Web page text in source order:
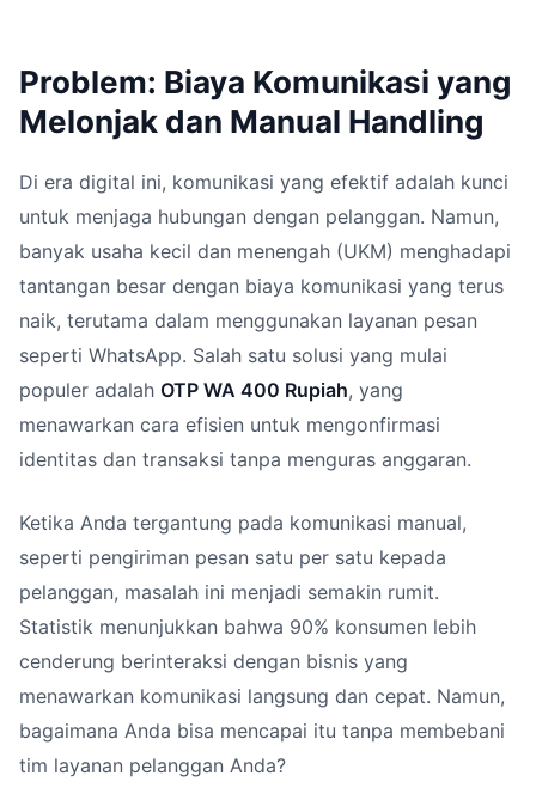
Problem: Biaya Komunikasi yang
Melonjak dan Manual Handling
Di era digital ini, komunikasi yang efektif adalah kunci
untuk menjaga hubungan dengan pelanggan. Namun,
banyak usaha kecil dan menengah (UKM) menghadapi
tantangan besar dengan biaya komunikasi yang terus
naik, terutama dalam menggunakan layanan pesan
seperti WhatsApp. Salah satu solusi yang mulai
populer adalah OTP WA 400 Rupiah, yang
menawarkan cara efisien untuk mengonfirmasi
identitas dan transaksi tanpa menguras anggaran.
Ketika Anda tergantung pada komunikasi manual,
seperti pengiriman pesan satu per satu kepada
pelanggan, masalah ini menjadi semakin rumit.
Statistik menunjukkan bahwa 90% konsumen lebih
cenderung berinteraksi dengan bisnis yang
menawarkan komunikasi langsung dan cepat. Namun,
bagaimana Anda bisa mencapai itu tanpa membebani
tim layanan pelanggan Anda?